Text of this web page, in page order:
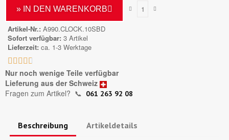
» IN DEN WARENKORB
Artikel-Nr. A990.CLOCK.10SBD
Sofort verfügbar 3 Artikel
Lieferzeit ca. 1-3 Werktage
    
Nur noch wenige Teile verfügbar
Lieferung aus der Schweiz
Fragen zum Artikel? 📞 061 263 92 08
Beschreibung Artikeldetails